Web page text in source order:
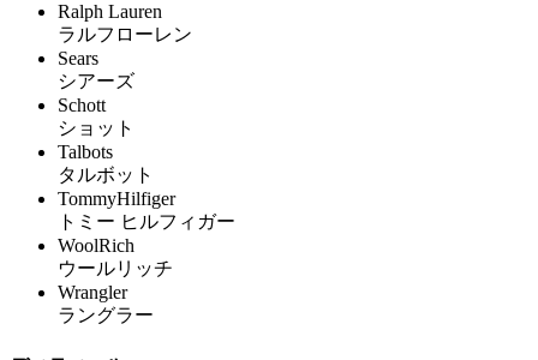
Ralph Lauren
ラルフローレン
Sears
シアーズ
Schott
ショット
Talbots
タルボット
TommyHilfiger
トミー ヒルフィガー
WoolRich
ウールリッチ
Wrangler
ラングラー